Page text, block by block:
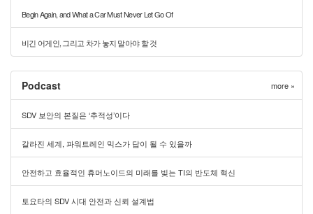
Begin Again, and What a Car Must Never Let Go Of
비긴 어게인, 그리고 차가 놓지 말아야 할 것
Podcast more »
SDV 보안의 본질은 ‘추적성’이다
갈라진 세계, 파워트레인 믹스가 답이 될 수 있을까
안전하고 효율적인 휴머노이드의 미래를 빚는 TI의 반도체 혁신
토요타의 SDV 시대 안전과 신뢰 설계법